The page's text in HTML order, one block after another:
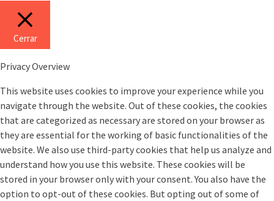
Cerrar
Privacy Overview
This website uses cookies to improve your experience while you
navigate through the website. Out of these cookies, the cookies
that are categorized as necessary are stored on your browser as
they are essential for the working of basic functionalities of the
website. We also use third-party cookies that help us analyze and
understand how you use this website. These cookies will be
stored in your browser only with your consent. You also have the
option to opt-out of these cookies. But opting out of some of